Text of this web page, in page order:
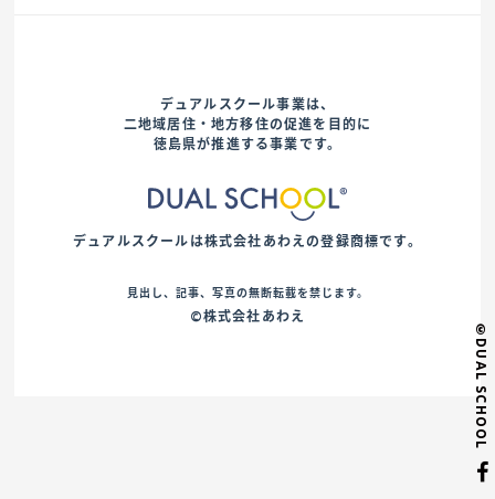
©DUAL SCHOOL
デュアルスクール事業は、
二地域居住・地方移住の促進を目的に
徳島県が推進する事業です。
デュアルスクールは株式会社あわえの登録商標です。
見出し、記事、写真の無断転載を禁じます。
©株式会社あわえ